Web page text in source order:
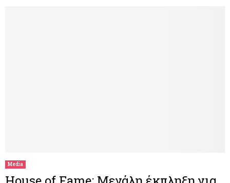
Media